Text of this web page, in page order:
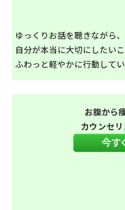
ゆっくりお話を聴きながら
自分が本当に大切にしたい
ふわっと軽やかに行動して
お腹から
カウンセ